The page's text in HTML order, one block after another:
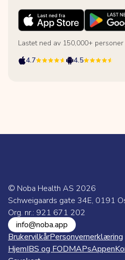
Lastet ned av 150,000+
4.7
4.5
© Noba Health AS 2026
Schweigaards gate 34E, 0191
Org. nr.: 921 671 202
info@noba.app
BrukervilkårPersonvernerklæring
HjemIBS og FODMAPsAppen